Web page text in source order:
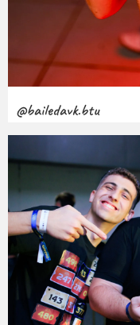
@bailedavk.btu